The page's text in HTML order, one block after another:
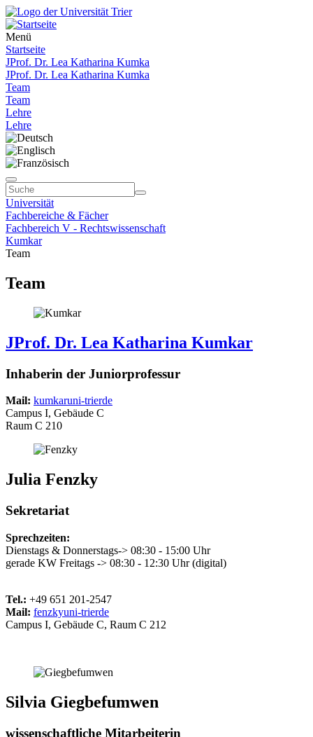
Menü
Startseite
JProf. Dr. Lea Katharina Kumka
JProf. Dr. Lea Katharina Kumka
Team
Team
Lehre
Lehre
Universität
Fachbereiche & Fächer
Fachbereich V - Rechtswissenschaft
Kumkar
Team
Team
JProf. Dr. Lea Katharina Kumkar
Inhaberin der Juniorprofessur
Mail: kumkaruni-trierde
Campus I, Gebäude C
Raum C 210
Julia Fenzky
Sekretariat
Sprechzeiten:
Dienstags & Donnerstags-> 08:30 - 15:00 Uhr
gerade KW Freitags -> 08:30 - 12:30 Uhr (digital)
Tel.: +49 651 201-2547
Mail: fenzkyuni-trierde
Campus I, Gebäude C, Raum C 212
Silvia Giegbefumwen
wissenschaftliche Mitarbeiterin